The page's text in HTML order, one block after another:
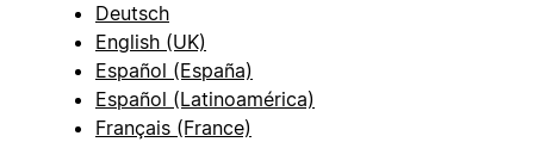
Deutsch
English (UK)
Español (España)
Español (Latinoamérica)
Français (France)